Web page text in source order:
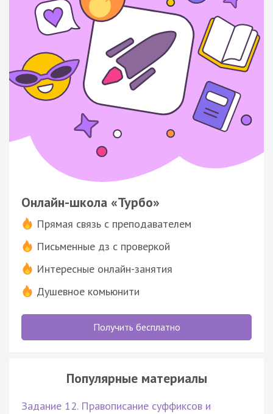
Онлайн-школа «Турбо»
Прямая связь с преподавателем
Письменные дз с проверкой
Интересные онлайн-занятия
Душевное комьюнити
Получить бесплатно
Популярные материалы
Задание 12. Правописание суффиксов и